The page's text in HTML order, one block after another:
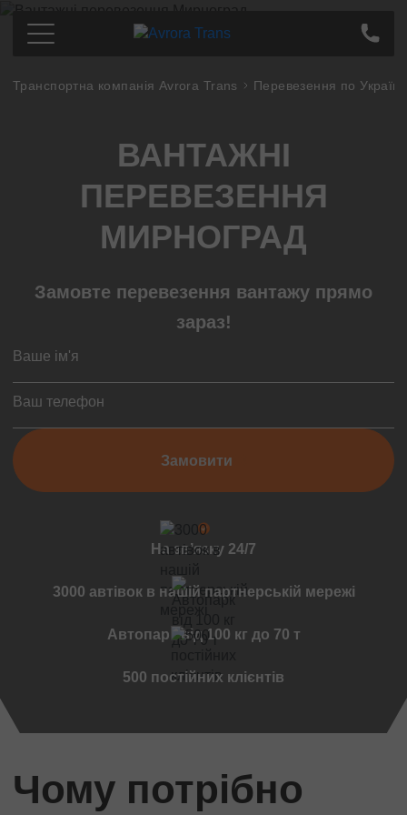
Перевезення по Україні
Кропивницький
Полтава
Львів
Тернопіль
Івано-Франківськ
Дружківка
Міжнародні перевезення
Стандартні вантажі
Міжнародний квартирний переїзд
Контейнерні перевезення
Міжнародні ритуальні перевезення
Про компанію
Контакти
Транспортна компанія Avrora Trans Перевезення по Україні
ВАНТАЖНІ
ПЕРЕВЕЗЕННЯ
МИРНОГРАД
Замовте перевезення вантажу прямо
зараз!
Замовити
На звʼязку 24/7
3000 автівок в нашій партнерській мережі
Автопарк від 100 кг до 70 т
500 постійних клієнтів
Чому потрібно